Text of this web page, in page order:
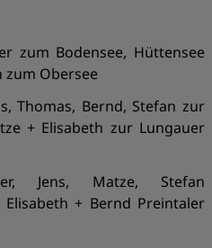
zum Bodensee, Hüttensee
zum Obersee
Thomas, Bernd, Stefan zur
+ Elisabeth zur Lungauer
Jens, Matze, Stefan
+ Bernd Preintaler